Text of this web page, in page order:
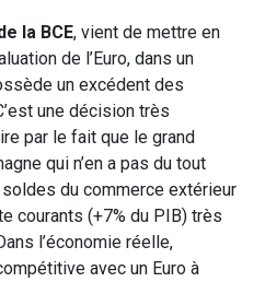
la BCE, vient de mettre en
de l’Euro, dans un
un excédent des
une décision très
par le fait que le grand
qui n’en a pas du tout
du commerce extérieur
courants (+7% du PIB) très
l’économie réelle,
avec un Euro à